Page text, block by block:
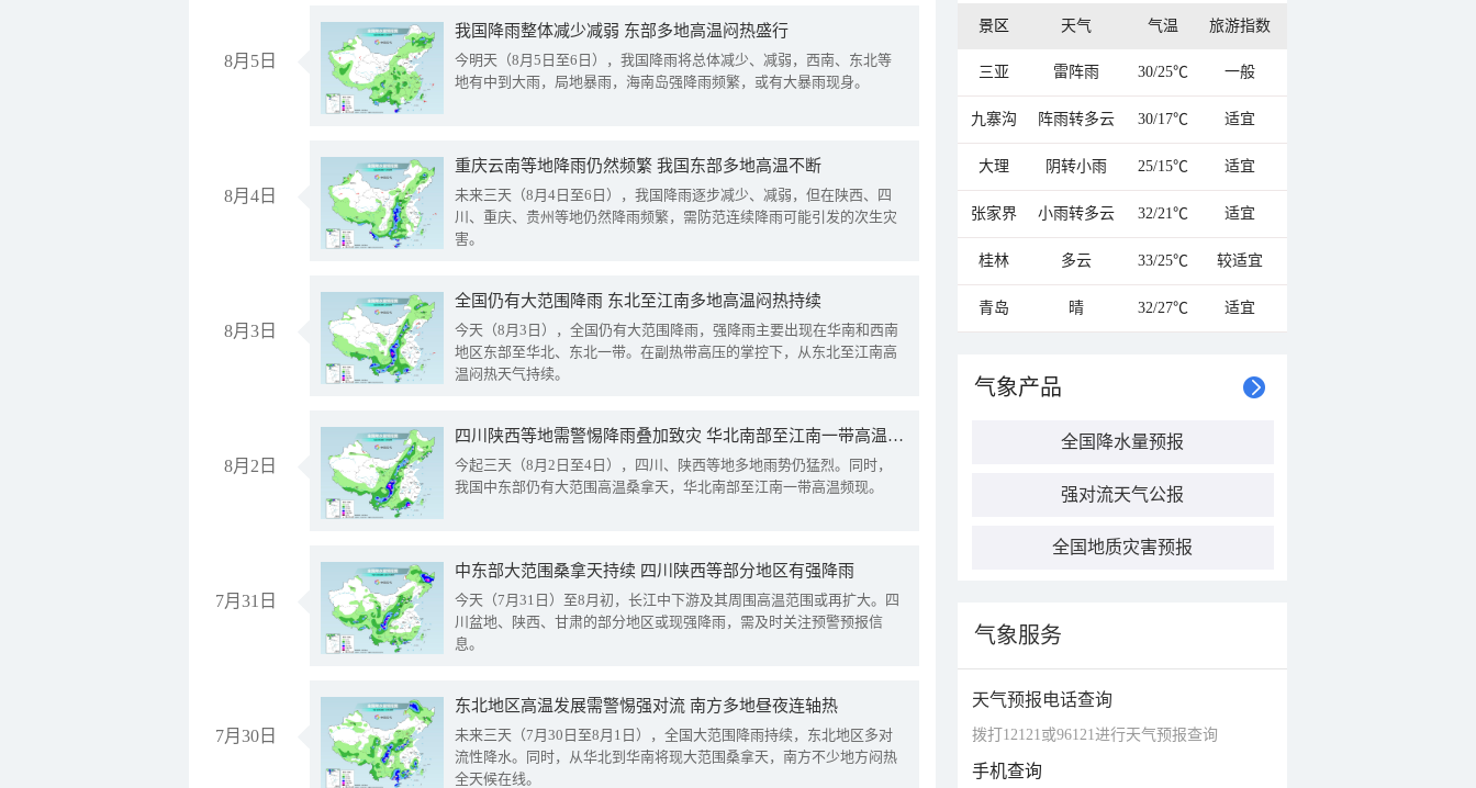
8月5日
我国降雨整体减少减弱 东部多地高温闷热盛行
今明天（8月5日至6日），我国降雨将总体减少、减弱，西南、东北等
地有中到大雨，局地暴雨，海南岛强降雨频繁，或有大暴雨现身。
8月4日
重庆云南等地降雨仍然频繁 我国东部多地高温不断
未来三天（8月4日至6日），我国降雨逐步减少、减弱，但在陕西、四
川、重庆、贵州等地仍然降雨频繁，需防范连续降雨可能引发的次生灾
害。
8月3日
全国仍有大范围降雨 东北至江南多地高温闷热持续
今天（8月3日），全国仍有大范围降雨，强降雨主要出现在华南和西南
地区东部至华北、东北一带。在副热带高压的掌控下，从东北至江南高
温闷热天气持续。
8月2日
四川陕西等地需警惕降雨叠加致灾 华北南部至江南一带高温频现
今起三天（8月2日至4日），四川、陕西等地多地雨势仍猛烈。同时，
我国中东部仍有大范围高温桑拿天，华北南部至江南一带高温频现。
7月31日
中东部大范围桑拿天持续 四川陕西等部分地区有强降雨
今天（7月31日）至8月初，长江中下游及其周围高温范围或再扩大。四
川盆地、陕西、甘肃的部分地区或现强降雨，需及时关注预警预报信
息。
7月30日
东北地区高温发展需警惕强对流 南方多地昼夜连轴热
未来三天（7月30日至8月1日），全国大范围降雨持续，东北地区多对
流性降水。同时，从华北到华南将现大范围桑拿天，南方不少地方闷热
全天候在线。
景区 天气 气温 旅游指数
三亚 雷阵雨 30/25℃ 一般
九寨沟 阵雨转多云 30/17℃ 适宜
大理 阴转小雨 25/15℃ 适宜
张家界 小雨转多云 32/21℃ 适宜
桂林 多云 33/25℃ 较适宜
青岛 晴 32/27℃ 适宜
气象产品
全国降水量预报
强对流天气公报
全国地质灾害预报
气象服务
天气预报电话查询
拨打12121或96121进行天气预报查询
手机查询